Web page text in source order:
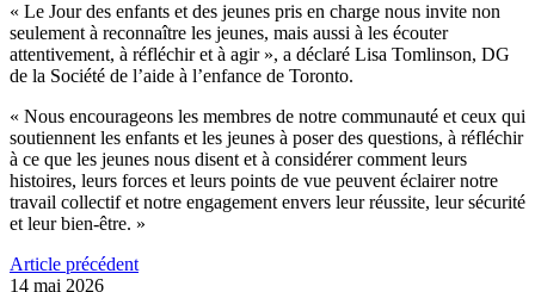
« Le Jour des enfants et des jeunes pris en charge nous invite non
seulement à reconnaître les jeunes, mais aussi à les écouter
attentivement, à réfléchir et à agir », a déclaré Lisa Tomlinson, DG
de la Société de l’aide à l’enfance de Toronto.
« Nous encourageons les membres de notre communauté et ceux qui
soutiennent les enfants et les jeunes à poser des questions, à réfléchir
à ce que les jeunes nous disent et à considérer comment leurs
histoires, leurs forces et leurs points de vue peuvent éclairer notre
travail collectif et notre engagement envers leur réussite, leur sécurité
et leur bien-être. »
Article précédent
14 mai 2026